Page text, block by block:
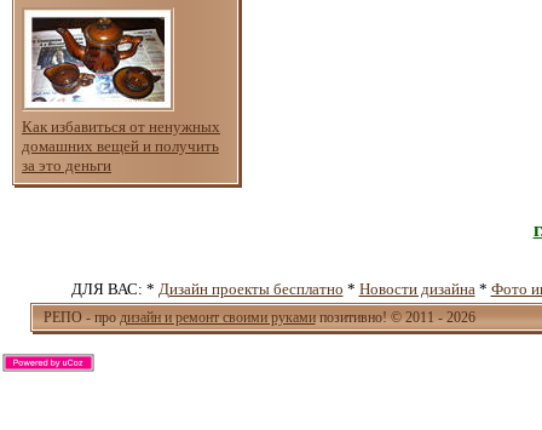
Как избавиться от ненужных
домашних вещей и получить
за это деньги
ДЛЯ ВАС: * Дизайн проекты бесплатно * Новости дизайна* Фото
РЕПО - продизайн и ремонт своими рукамипозитивно! © 2011 - 2026